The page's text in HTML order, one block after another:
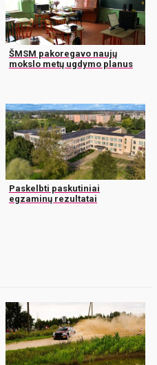
ŠMSM pakoregavo naujų
mokslo metų ugdymo planus
Paskelbti paskutiniai
egzaminų rezultatai